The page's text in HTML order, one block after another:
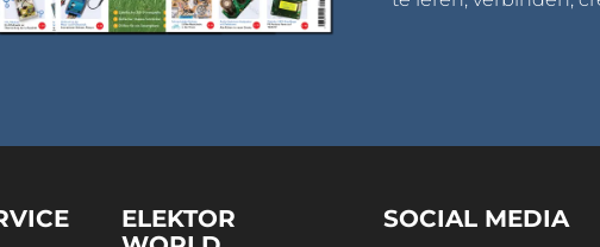
ELEKTOR
SOCIAL MEDIA